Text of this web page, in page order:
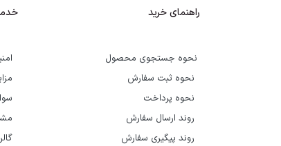
راهنمای خرید
نحوه جستجوی محصول
نحوه ثبت سفارش
نحوه پرداخت
روند ارسال سفارش
روند پیگیری سفارش